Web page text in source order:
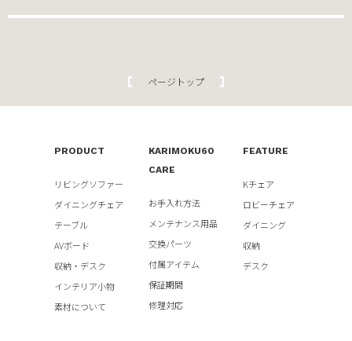
ページトップ
PRODUCT
リビングソファー
ダイニングチェア
テーブル
AVボード
収納・デスク
インテリア小物
素材について
KARIMOKU60
CARE
お手入れ方法
メンテナンス用品
交換パーツ
付属アイテム
保証期間
修理対応
FEATURE
Kチェア
ロビーチェア
ダイニング
収納
デスク